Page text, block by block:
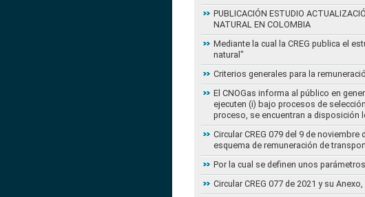
PUBLICACIÓN ESTUDIO
NATURAL EN COLOMBIA
Mediante la cual la CREG publica el
natural"
Criterios generales para la
El CNOGas informa al público en
ejecuten (i) bajo procesos de
proceso, se encuentran a disposición
Circular CREG 079 del 9 de
esquema de remuneración de
Por la cual se definen unos
Circular CREG 077 de 2021 y su